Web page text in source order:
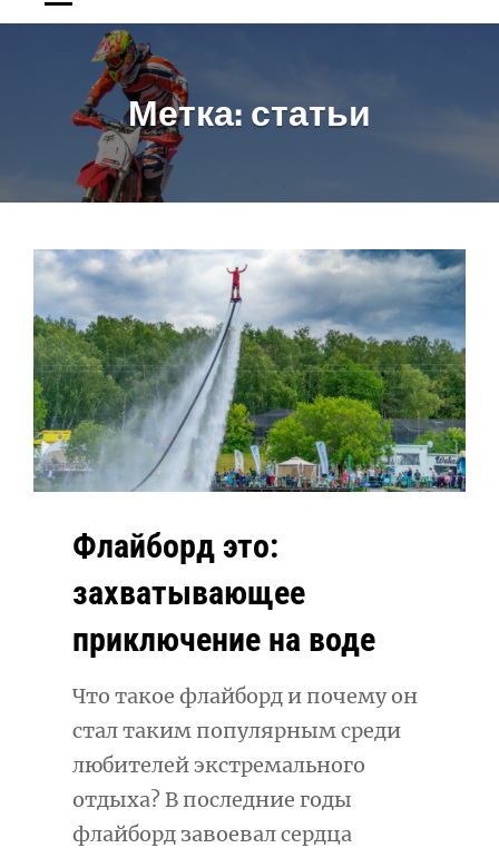
Метка:статьи
Флайборд это:
захватывающее
приключение на воде
Что такое флайборд и почему он
стал таким популярным среди
любителей экстремального
отдыха? В последние годы
флайборд завоевал сердца